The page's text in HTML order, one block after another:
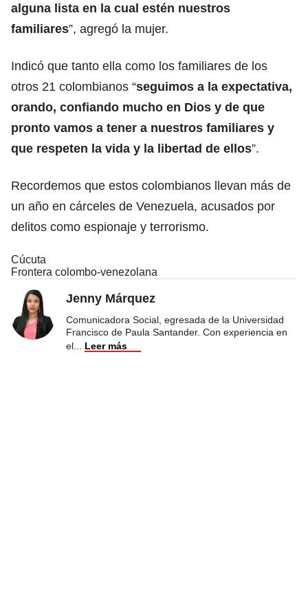
alguna lista en la cual estén nuestros
familiares”, agregó la mujer.
Indicó que tanto ella como los familiares de los
otros 21 colombianos “seguimos a la expectativa,
orando, confiando mucho en Dios y de que
pronto vamos a tener a nuestros familiares y
que respeten la vida y la libertad de ellos”.
Recordemos que estos colombianos llevan más de
un año en cárceles de Venezuela, acusados por
delitos como espionaje y terrorismo.
Cúcuta
Frontera colombo-venezolana
Jenny Márquez
Comunicadora Social, egresada de la Universidad
Francisco de Paula Santander. Con experiencia en
el
Leer más